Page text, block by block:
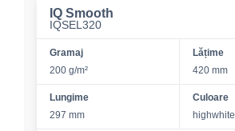
IQ Smooth
IQSEL320
Gramaj
200 g/m²
Lățime
420 mm
Lungime
297 mm
Culoare
highwhite